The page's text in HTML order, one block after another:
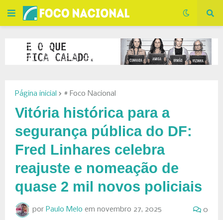
Página inicial # Foco Nacional
Vitória histórica para a
segurança pública do DF:
Fred Linhares celebra
reajuste e nomeação de
quase 2 mil novos policiais
por Paulo Melo em novembro 27, 2025 0